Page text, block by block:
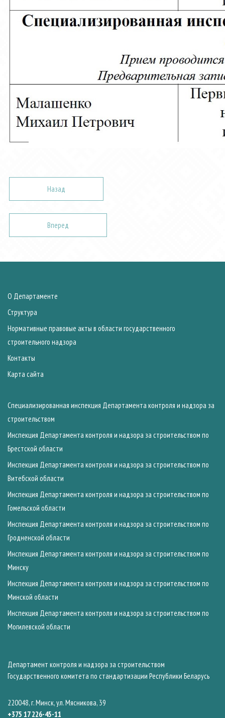
Назад
Вперед
О Департаменте
Структура
Нормативные правовые акты в области государственного
строительного надзора
Контакты
Карта сайта
Специализированная инспекция Департамента контроля и надзора за
строительством
Инспекция Департамента контроля и надзора за строительством по
Брестской области
Инспекция Департамента контроля и надзора за строительством по
Витебской области
Инспекция Департамента контроля и надзора за строительством по
Гомельской области
Инспекция Департамента контроля и надзора за строительством по
Гродненской области
Инспекция Департамента контроля и надзора за строительством по
Минску
Инспекция Департамента контроля и надзора за строительством по
Минской области
Инспекция Департамента контроля и надзора за строительством по
Могилевской области
Департамент контроля и надзора за строительством
Государственного комитета по стандартизации Республики Беларусь
220048, г. Минск, ул. Мясникова, 39
+375 17 226-45-11